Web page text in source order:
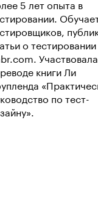
5 лет опыта в
о тестировании
книги Ли
по тест-